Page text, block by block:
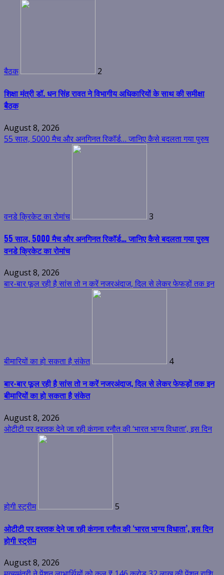
बैठक 2
शिक्षा मंत्री डॉ. धन सिंह रावत ने विभागीय अधिकारियों के साथ की समीक्षा
बैठक
August 8, 2026
55 साल, 5000 मैच और अनगिनत रिकॉर्ड… जानिए कैसे बदलता गया पुरुष
वनडे क्रिकेट का रोमांच 3
55 साल, 5000 मैच और अनगिनत रिकॉर्ड… जानिए कैसे बदलता गया पुरुष
वनडे क्रिकेट का रोमांच
August 8, 2026
बार-बार फूल रही है सांस तो न करें नजरअंदाज, दिल से लेकर फेफड़ों तक इन
बीमारियों का हो सकता है संकेत 4
बार-बार फूल रही है सांस तो न करें नजरअंदाज, दिल से लेकर फेफड़ों तक इन
बीमारियों का हो सकता है संकेत
August 8, 2026
ओटीटी पर दस्तक देने जा रही कंगना रनौत की ‘भारत भाग्य विधाता’, इस दिन
होगी स्ट्रीम 5
ओटीटी पर दस्तक देने जा रही कंगना रनौत की ‘भारत भाग्य विधाता’, इस दिन
होगी स्ट्रीम
August 8, 2026